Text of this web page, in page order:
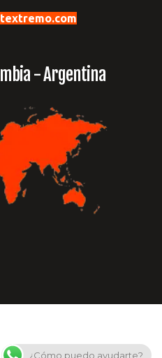
- Argentina
¿Cómo puedo ayudarte?